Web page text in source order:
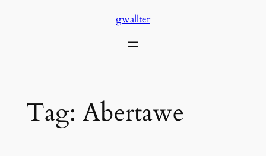
gwallter
Tag: Abertawe